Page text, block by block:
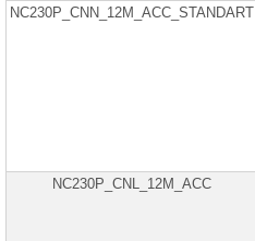
nanoCAD
на
обновления
NC230P_CNN_12M_ACC_STANDART
NC230P_CNL_12M_ACC